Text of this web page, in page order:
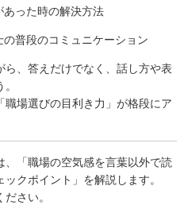
あった時の解決方法
の普段のコミュニケーション
ら、答えだけでなく、話し方や表
職場選びの目利き力」が格段にア
、「職場の空気感を言葉以外で読
クポイント」を解説します。
さい。